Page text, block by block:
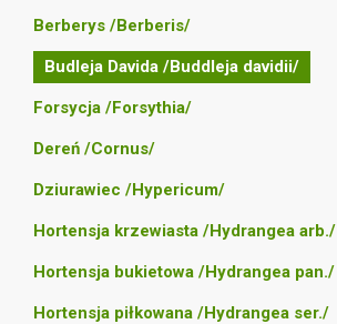
Berberys /Berberis/
Budleja Davida /Buddleja davidii/
Forsycja /Forsythia/
Dereń /Cornus/
Dziurawiec /Hypericum/
Hortensja krzewiasta /Hydrangea arb./
Hortensja bukietowa /Hydrangea pan./
Hortensja piłkowana /Hydrangea ser./